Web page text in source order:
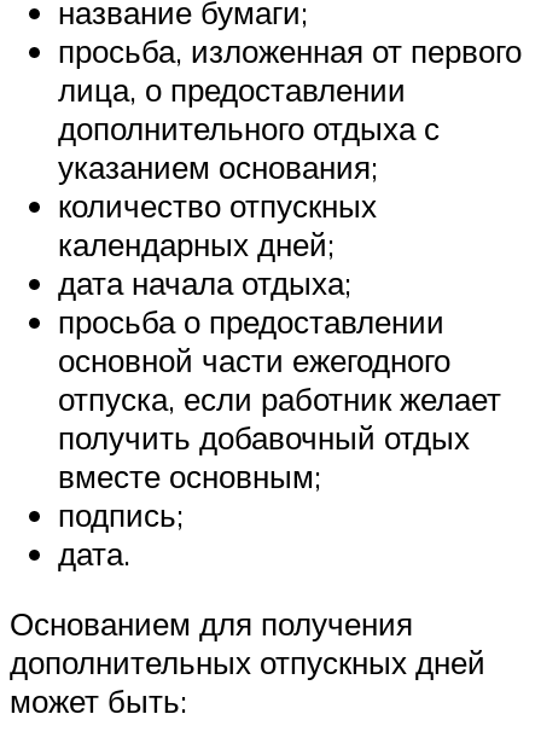
название бумаги;
просьба, изложенная от первого
лица, о предоставлении
дополнительного отдыха с
указанием основания;
количество отпускных
календарных дней;
дата начала отдыха;
просьба о предоставлении
основной части ежегодного
отпуска, если работник желает
получить добавочный отдых
вместе основным;
подпись;
дата.
Основанием для получения
дополнительных отпускных дней
может быть: